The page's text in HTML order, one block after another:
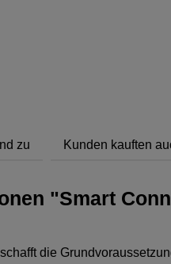
zu Kunden kauften
"Smart
die